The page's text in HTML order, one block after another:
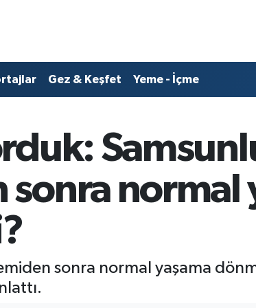
Gez & Keşfet Yeme - İçme
normal
sonra normal yaşama